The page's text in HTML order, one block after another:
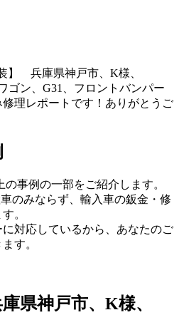
】 兵庫県神戸市、K様、
ゴン、G31、フロントバンパー
理レポートです！ありがとうご
事例の一部をご紹介します。
のみならず、輸入車の鈑金・修
。
対応しているから、あなたのご
す。
県神戸市、K様、